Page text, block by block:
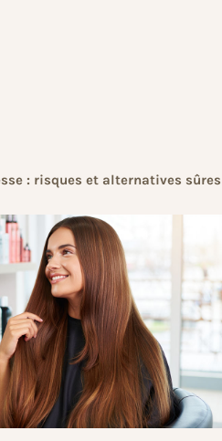
: risques et alternatives sûres